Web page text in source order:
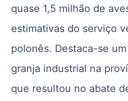
quase 1,5 milhão de
estimativas do serviço
polonês. Destaca-se
granja industrial na
que resultou no abate